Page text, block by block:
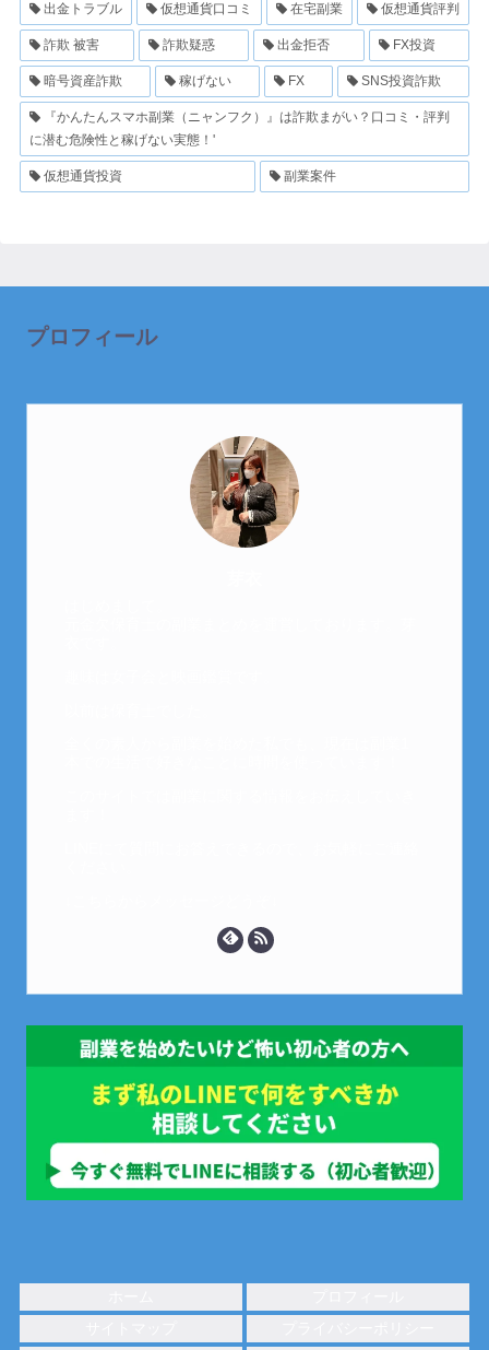
出金トラブル 仮想通貨口コミ 在宅副業 仮想通貨評判
詐欺 被害 詐欺疑惑 出金拒否 FX投資
暗号資産詐欺 稼げない FX SNS投資詐欺
『かんたんスマホ副業（ニャンフク）』は詐欺まがい？口コミ・評判
に潜む危険性と稼げない実態！'
仮想通貨投資 副業案件
プロフィール